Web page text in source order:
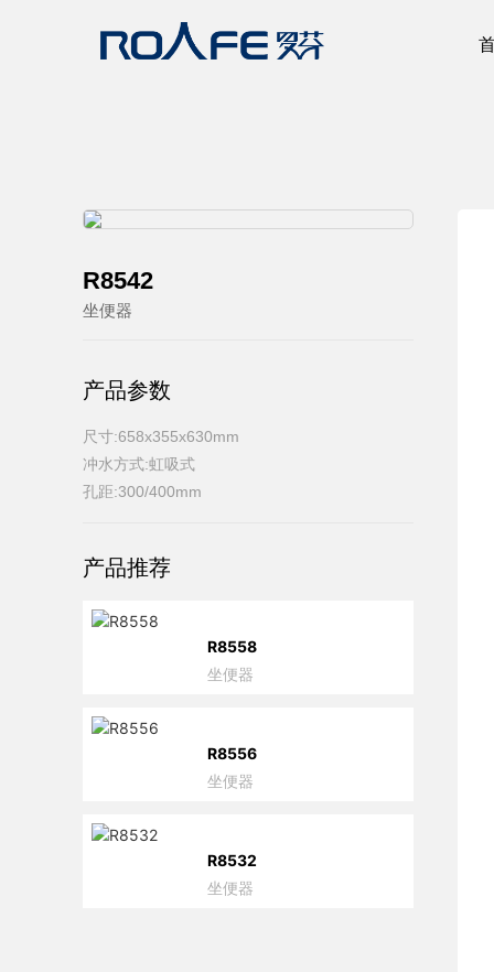
R8542
坐便器
产品参数
尺寸:658x355x630mm
冲水方式:虹吸式
孔距:300/400mm
产品推荐
R8558
坐便器
R8556
坐便器
R8532
坐便器